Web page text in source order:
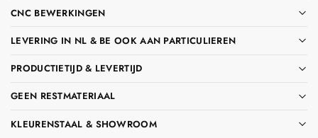
CNC BEWERKINGEN
LEVERING IN NL & BE OOK AAN PARTICULIEREN
PRODUCTIETIJD & LEVERTIJD
GEEN RESTMATERIAAL
KLEURENSTAAL & SHOWROOM